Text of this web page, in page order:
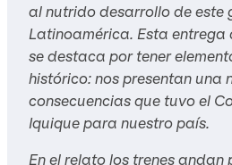
al nutrido desarrollo de este
Latinoamérica. Esta entrega
se destaca por tener
histórico: nos presentan una
consecuencias que tuvo el
Iquique para nuestro país.
En el relato los trenes andan